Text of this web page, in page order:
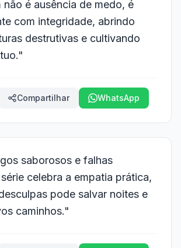
não é ausência de medo, é
com integridade, abrindo
destrutivas e cultivando
Compartilhar WhatsApp
saborosos e falhas
celebra a empatia prática,
pode salvar noites e
caminhos."